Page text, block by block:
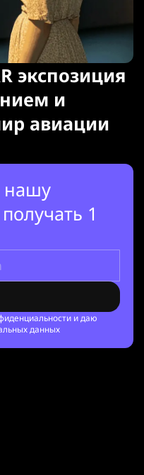
экспозиция
и
авиации
нашу
1
и даю
данных